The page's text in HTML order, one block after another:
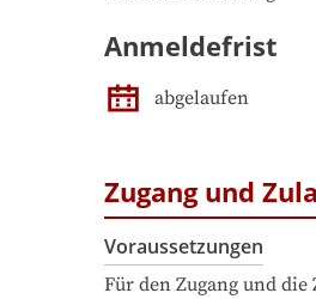
Anmeldefrist
abgelaufen
Zugang und
Voraussetzungen
Für den Zugang und